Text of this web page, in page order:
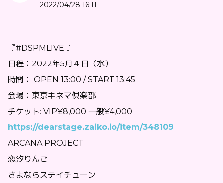
2022/04/28 16:11
『#DSPMLIVE 』
日程：2022年5月４日（水）
時間： OPEN 13:00 / START 13:45
会場： 東京キネマ倶楽部
チケット: VIP¥8,000 一般¥4,000
https://dearstage.zaiko.io/item/348109
ARCANA PROJECT
恋汐りんご
さよならステイチューン